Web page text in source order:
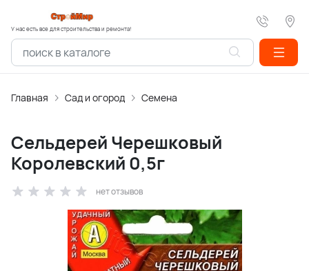
У нас есть все для строительства и ремонта!
Главная Сад и огород Семена
Сельдерей Черешковый
Королевский 0,5г
нет отзывов